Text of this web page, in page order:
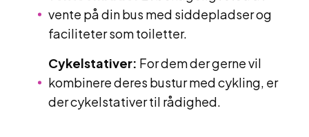
vente på din bus med siddepladser og
faciliteter som toiletter.
Cykelstativer: For dem der gerne vil
kombinere deres bustur med cykling, er
der cykelstativer til rådighed.